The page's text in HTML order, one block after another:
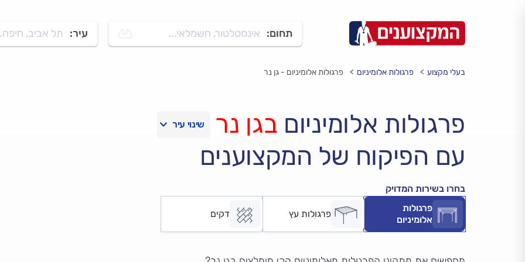
תחום: אינסטלטור, חשמלאי... עיר: תל אביב,
בעלי מקצוע פרגולות אלומיניום פרגולות אלומיניום - גן נר
פרגולות אלומיניום בגן נר
עם הפיקוח של המקצוענים
בחרו בשירות המדויק
פרגולות
אלומיניום
פרגולות עץ דקים